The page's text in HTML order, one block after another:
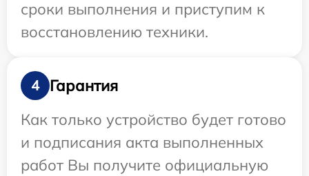
сроки выполнения и приступим к
восстановлению техники.
4
Гарантия
Как только устройство будет готово
и подписания акта выполненных
работ Вы получите официальную